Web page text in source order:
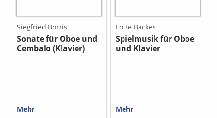
Siegfried Borris
Sonate für Oboe und
Cembalo (Klavier)
Mehr
Lotte Backes
Spielmusik für Oboe
und Klavier
Mehr